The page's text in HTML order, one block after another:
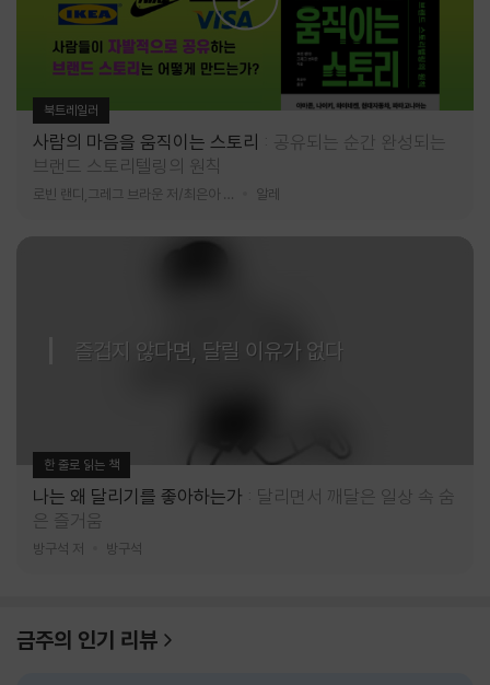
북트레일러
사람의 마음을 움직이는 스토리
공유되는 순간 완성되는
브랜드 스토리텔링의 원칙
알레
즐겁지 않다면, 달릴 이유가 없다
한 줄로 읽는 책
나는 왜 달리기를 좋아하는가
달리면서 깨달은 일상 속 숨
은 즐거움
방구석 저 방구석
금주의 인기 리뷰